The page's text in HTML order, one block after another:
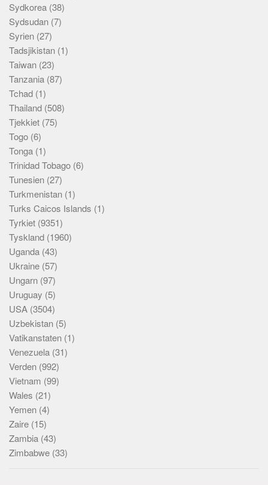
Sydkorea (38)
Sydsudan (7)
Syrien (27)
Tadsjikistan (1)
Taiwan (23)
Tanzania (87)
Tchad (1)
Thailand (508)
Tjekkiet (75)
Togo (6)
Tonga (1)
Trinidad Tobago (6)
Tunesien (27)
Turkmenistan (1)
Turks Caicos Islands (1)
Tyrkiet (9351)
Tyskland (1960)
Uganda (43)
Ukraine (57)
Ungarn (97)
Uruguay (5)
USA (3504)
Uzbekistan (5)
Vatikanstaten (1)
Venezuela (31)
Verden (992)
Vietnam (99)
Wales (21)
Yemen (4)
Zaire (15)
Zambia (43)
Zimbabwe (33)